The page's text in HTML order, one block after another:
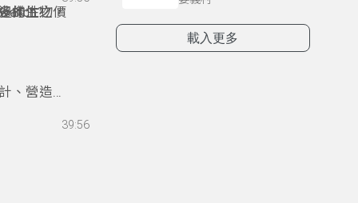
樣性之價
基金會共
的生物，
態威脅的
珊瑚花
、營造與
更認識這
39:56
載入更多